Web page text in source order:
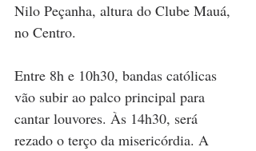
Nilo Peçanha, altura do Clube Mauá,
no Centro.
Entre 8h e 10h30, bandas católicas
vão subir ao palco principal para
cantar louvores. Às 14h30, será
rezado o terço da misericórdia. A